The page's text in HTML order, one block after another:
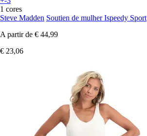
1 cores
Steve Madden Soutien de mulher Ispeedy Sport
A partir de € 44,99
€ 23,06